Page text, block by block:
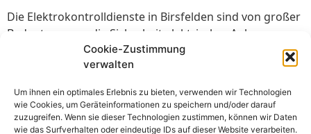
Cookie-Zustimmung
verwalten
Um ihnen ein optimales Erlebnis zu bieten, verwenden wir Technologien
wie Cookies, um Geräteinformationen zu speichern und/oder darauf
zuzugreifen. Wenn sie dieser Technologien zustimmen, können wir Daten
wie das Surfverhalten oder eindeutige IDs auf dieser Website verarbeiten.
Die Elektrokontrolldienste in Birsfelden sind von großer
Bedeutung, um die Sicherheit elektrischer Anlagen zu
gewährleisten. Durch regelmäßige Kontrollen und
Prüfungen können potenzielle Gefahren frühzeitig
Minimierung von Risiken wie Kurzschlüssen,
Überlastungen oder Stromausfällen bei, die Schäden an